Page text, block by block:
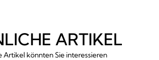
ARTIKEL
Artikel könnten Sie interessieren